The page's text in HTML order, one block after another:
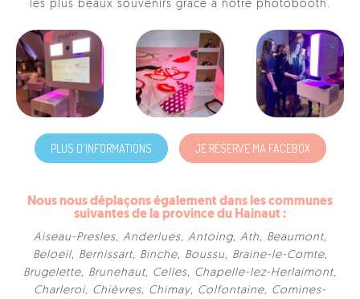
les plus beaux souvenirs grâce à notre photobooth.
PLUS D'INFORMATIONS JE RÉSERVE MA FACEBOX
Nous nous déplaçons également dans les communes
suivantes de la province du Hainaut :
Aiseau-Presles, Anderlues, Antoing, Ath, Beaumont,
Beloeil, Bernissart, Binche, Boussu, Braine-le-Comte,
Brugelette, Brunehaut, Celles, Chapelle-lez-Herlaimont,
Charleroi, Chièvres, Chimay, Colfontaine, Comines-